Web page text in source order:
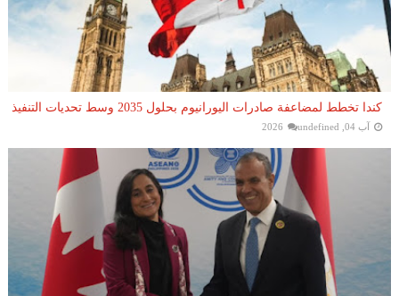
كندا تخطط لمضاعفة صادرات اليورانيوم بحلول 2035 وسط تحديات التنفيذ
آب 04, 2026 undefined